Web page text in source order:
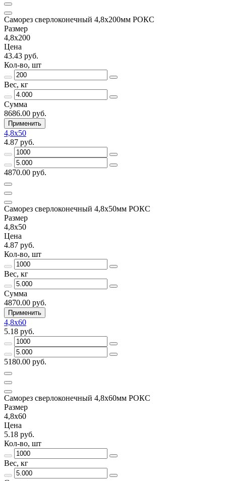
Саморез сверлоконечный 4,8х200мм РОКС
Размер
4,8х200
Цена
43.43 руб.
Кол-во, шт
Вес, кг
Сумма
8686.00 руб.
Применить
4,8х50
4.87 руб.
4870.00 руб.
Саморез сверлоконечный 4,8х50мм РОКС
Размер
4,8х50
Цена
4.87 руб.
Кол-во, шт
Вес, кг
Сумма
4870.00 руб.
Применить
4,8х60
5.18 руб.
5180.00 руб.
Саморез сверлоконечный 4,8х60мм РОКС
Размер
4,8х60
Цена
5.18 руб.
Кол-во, шт
Вес, кг